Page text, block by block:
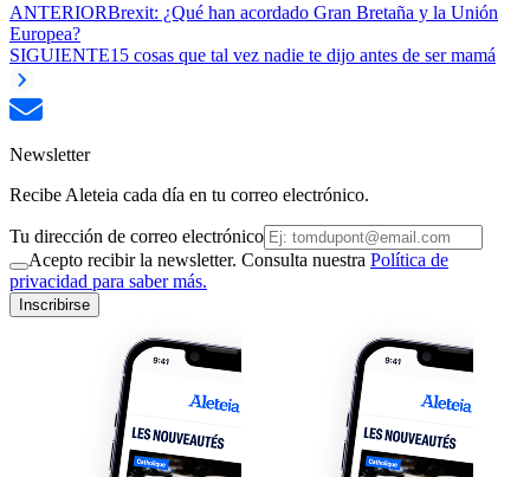
ANTERIORBrexit: ¿Qué han acordado Gran Bretaña y la Unión
Europea?
SIGUIENTE15 cosas que tal vez nadie te dijo antes de ser mamá
Newsletter
Recibe Aleteia cada día en tu correo electrónico.
Tu dirección de correo electrónico
Acepto recibir la newsletter. Consulta nuestra Política de
privacidad para saber más.
Inscribirse